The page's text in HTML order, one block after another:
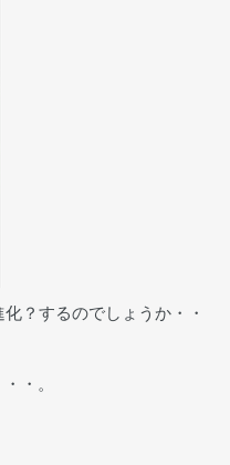
？するのでしょうか・・
・。